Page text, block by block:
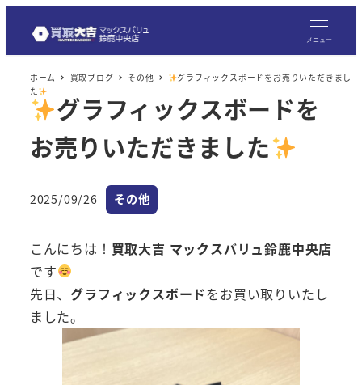
メニュー
ホーム 買取ブログ その他
グラフィックスボードをお売りいただきまし
た
グラフィックスボードを
お売りいただきました
投稿日
2025/09/26 カテゴリー
その他
こんにちは！ 買取大吉 マックスバリュ鈴鹿中央店
です
先日、グラフィックスボードをお買い取りいたし
ました。